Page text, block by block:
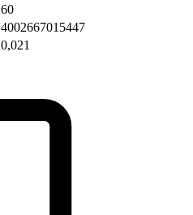
60
4002667015447
0,021